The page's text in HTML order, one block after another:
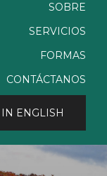
SOBRE
SERVICIOS
FORMAS
CONTÁCTANOS
IN ENGLISH